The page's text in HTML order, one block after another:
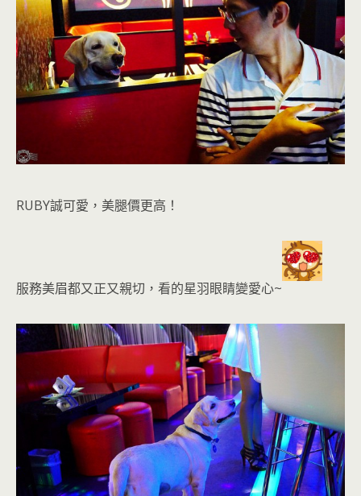
RUBY誠可愛，美腿價更高！
服務美眉都又正又親切，看的星羽眼睛變愛心~